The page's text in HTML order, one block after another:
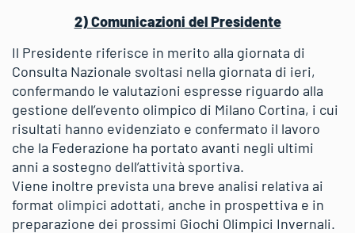
2) Comunicazioni del Presidente
Il Presidente riferisce in merito alla giornata di
Consulta Nazionale svoltasi nella giornata di ieri,
confermando le valutazioni espresse riguardo alla
gestione dell’evento olimpico di Milano Cortina, i cui
risultati hanno evidenziato e confermato il lavoro
che la Federazione ha portato avanti negli ultimi
anni a sostegno dell’attività sportiva.
Viene inoltre prevista una breve analisi relativa ai
format olimpici adottati, anche in prospettiva e in
preparazione dei prossimi Giochi Olimpici Invernali.